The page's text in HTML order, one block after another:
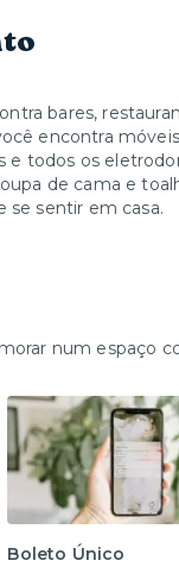
bares,
encontra
e todos os
de cama e
se sentir em casa.
num espaço
Boleto Único